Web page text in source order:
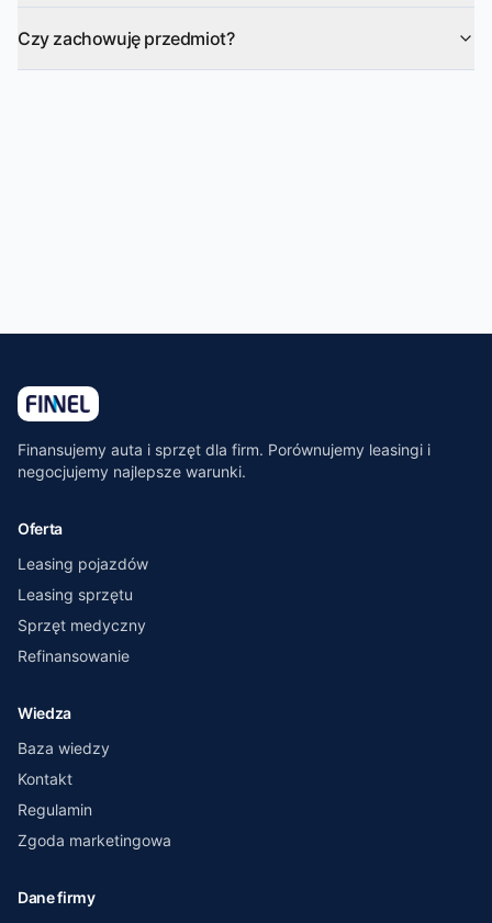
Czy zachowuję przedmiot?
Finansujemy auta i sprzęt dla firm. Porównujemy leasingi i
negocjujemy najlepsze warunki.
Oferta
Leasing pojazdów
Leasing sprzętu
Sprzęt medyczny
Refinansowanie
Wiedza
Baza wiedzy
Kontakt
Regulamin
Zgoda marketingowa
Dane firmy